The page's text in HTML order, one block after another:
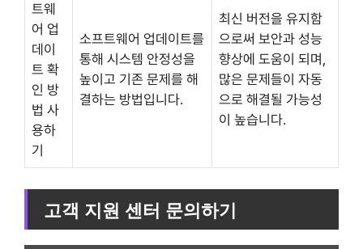
트웨
어 업
데이
트 확
인 방
법 사
용하
기
소프트웨어 업데이트를
통해 시스템 안정성을
높이고 기존 문제를 해
결하는 방법입니다.
최신 버전을 유지함
으로써 보안과 성능
향상에 도움이 되며,
많은 문제들이 자동
으로 해결될 가능성
이 높습니다.
고객 지원 센터 문의하기